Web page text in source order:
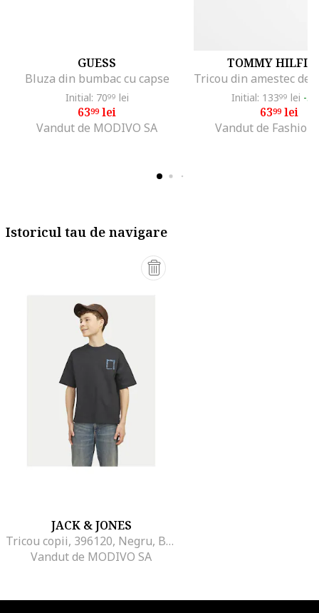
GUESS
Bluza din bumbac cu capse
Initial: 7099 lei
6399lei
Vandut de MODIVO SA
TOMMY
Initial: 13399 lei -
6399lei
Vandut de Fashion
Istoricul tau de navigare
JACK & JONES
Tricou copii, 396120, Negru, Bumbac
Vandut de MODIVO SA